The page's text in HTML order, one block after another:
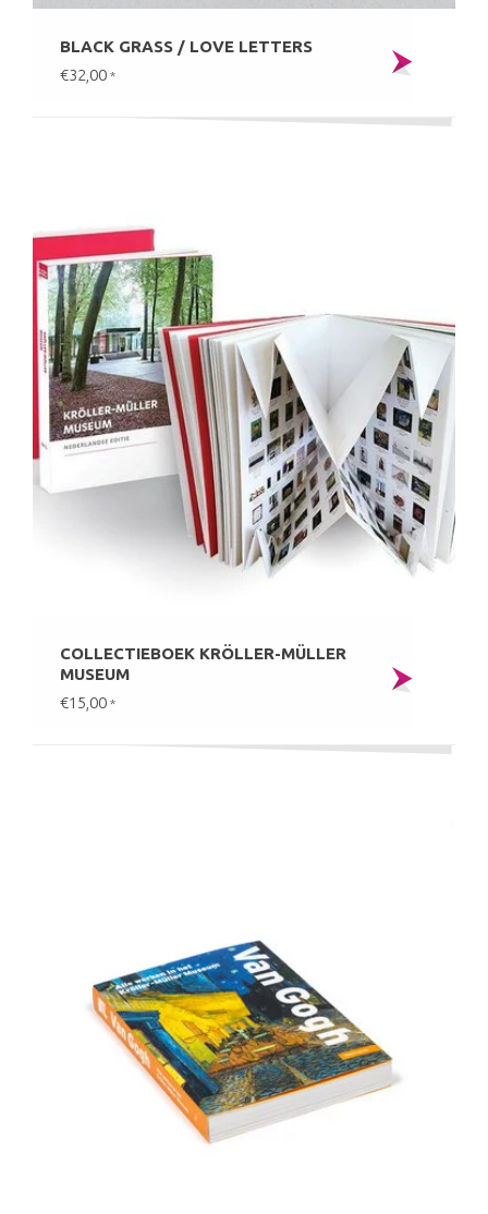
BLACK GRASS / LOVE LETTERS
€32,00 *
COLLECTIEBOEK KRÖLLER-MÜLLER
MUSEUM
€15,00 *